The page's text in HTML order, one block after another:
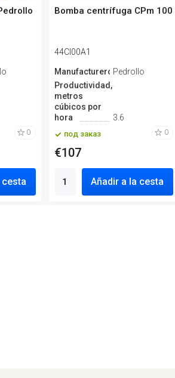
0
cesta
Bomba centrífuga CPm 100
44CI00A1
Manufacturero Pedrollo
Productividad,
metros
cúbicos por
hora
3.6
под заказ 0
€107
Añadir a la cesta